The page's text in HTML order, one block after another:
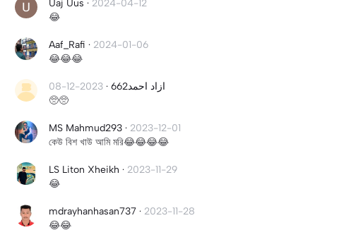
Uaj Uus · 2024-04-12
😂
Aaf_Rafi · 2024-01-06
😂😂😂
ازاد احمد662 ·
2023-12-08
🥺🥺
MS Mahmud293 · 2023-12-01
কেউ বিশ খাউ আমি মরি😂😂😂😂
LS Liton Xheikh · 2023-11-29
😂
mdrayhanhasan737 · 2023-11-28
😂😂